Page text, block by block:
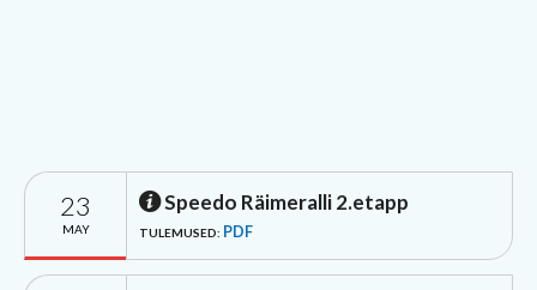
23
MAY
Speedo Räimeralli 2.etapp
TULEMUSED: PDF